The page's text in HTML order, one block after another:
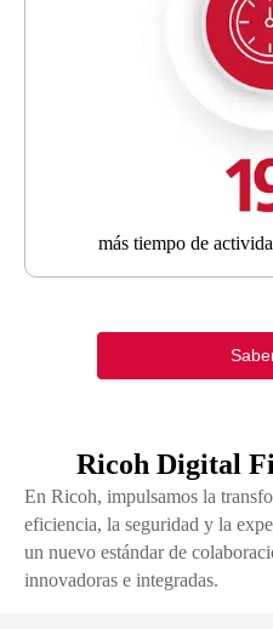
más tiempo de
Ricoh Digital
En Ricoh, impulsamos la
eficiencia, la seguridad y la
un nuevo estándar de
innovadoras e integradas.